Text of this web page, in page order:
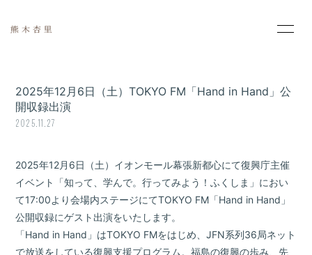
PROFILE
DISCOGRAPHY
2025年12月6日（土）TOKYO FM「Hand in Hand」公
開収録出演
2025.11.27
2025年12月6日（土）イオンモール幕張新都心にて復興庁主催
イベント「知って、学んで。行ってみよう！ふくしま」におい
て17:00より会場内ステージにてTOKYO FM「Hand in Hand」
公開収録にゲスト出演をいたします。
「Hand in Hand」はTOKYO FMをはじめ、JFN系列36局ネット
で放送をしている復興支援プログラム。福島の復興の歩み、先